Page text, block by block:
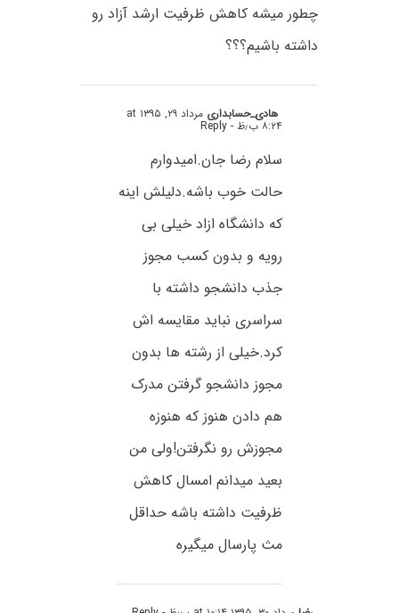
چطور میشه کاهش ظرفیت ارشد آزاد رو
داشته باشیم؟؟؟
هادی_حسابداری مرداد ۲۹, ۱۳۹۵ at
۸:۲۴ ب٫ظ - Reply
سلام رضا جان.امیدوارم
حالت خوب باشه.دلیلش اینه
که دانشگاه ازاد خیلی بی
رویه و بدون کسب مجوز
جذب دانشجو داشته با
سراسری نباید مقایسه اش
کرد.خیلی از رشته ها بدون
مجوز دانشجو گرفتن مدرک
هم دادن هنوز که هنوزه
مجوزش رو نگرفتن!ولی من
بعید میدانم امسال کاهش
ظرفیت داشته باشه حداقل
مث پارسال میگیره